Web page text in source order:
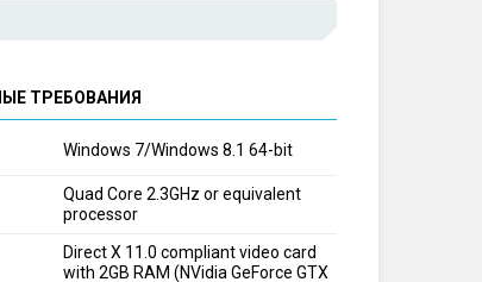
ТРЕБОВАНИЯ
Windows 7/Windows 8.1 64-bit
Quad Core 2.3GHz or equivalent
processor
Direct X 11.0 compliant video card
with 2GB RAM (NVidia GeForce GTX